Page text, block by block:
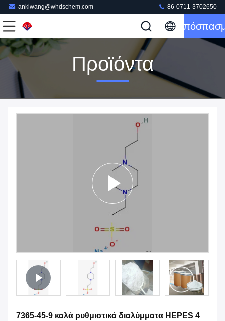
ankiwang@whdschem.com 86-0711-3702650
Προϊόντα
7365-45-9 καλά ρυθμιστικά διαλύμματα HEPES 4